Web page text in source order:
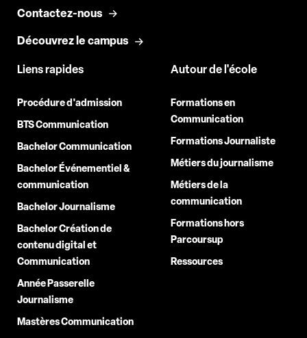
Contactez-nous
Découvrez le campus
Liens rapides
Procédure d'admission
BTS Communication
Bachelor Communication
Bachelor Événementiel &
communication
Bachelor Journalisme
Bachelor Création de
contenu digital et
Communication
Année Passerelle
Journalisme
Mastères Communication
Autour de l'école
Formations en
Communication
Formations Journaliste
Métiers du journalisme
Métiers de la
communication
Formations hors
Parcoursup
Ressources